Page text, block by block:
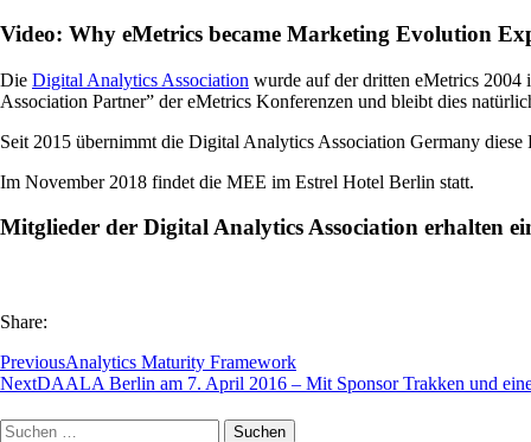
Video: Why eMetrics became Marketing Evolution
Die Digital Analytics Association wurde auf der dritten eMetrics 2004
Association Partner” der eMetrics Konferenzen und bleibt dies
Seit 2015 übernimmt die Digital Analytics Association Germany
Im November 2018 findet die MEE im Estrel Hotel Berlin statt.
Mitglieder der Digital Analytics Association erhalten
Share:
PreviousAnalytics Maturity Framework
NextDAALA Berlin am 7. April 2016 – Mit Sponsor Trakken und
Suchen